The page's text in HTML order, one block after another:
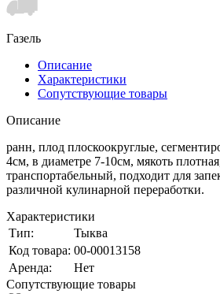
Газель
Описание
Характеристики
Сопутствующие товары
Описание
ранн, плод плоскоокруглые,
4см, в диаметре 7-10см, мякоть
транспортабельный, подходит для
различной кулинарной переработки.
Характеристики
Тип:
Тыква
Код товара: 00-00013158
Аренда:
Нет
Сопутствующие товары